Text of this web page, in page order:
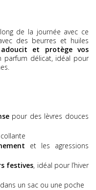
de la journée avec ce
des beurres et huiles
et protège vos
parfum délicat, idéal pour
pour des lèvres douces
et les agressions
festives, idéal pour l’hiver
un sac ou une poche